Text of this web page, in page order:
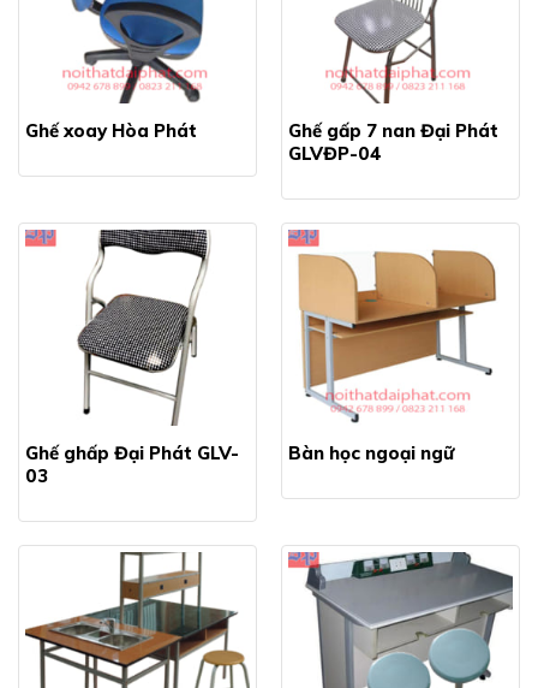
Ghế xoay Hòa Phát
Ghế gấp 7 nan Đại Phát
GLVĐP-04
Ghế ghấp Đại Phát GLV-
03
Bàn học ngoại ngữ